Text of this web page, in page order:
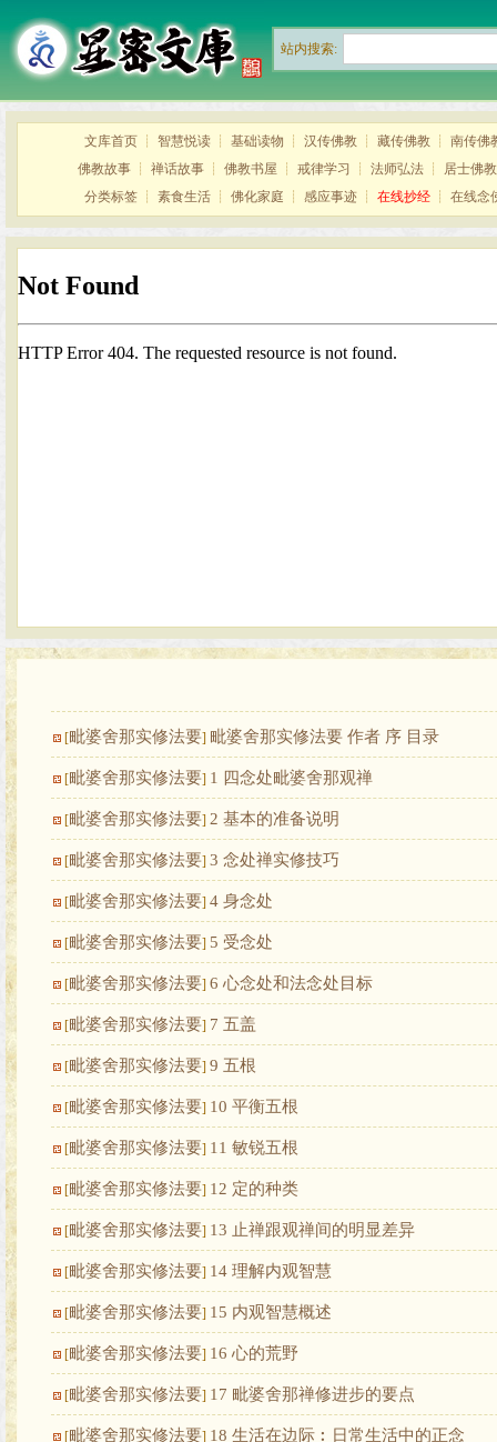
站内搜索:
文库首页 ┊ 智慧悦读 ┊ 基础读物 ┊ 汉传佛教 ┊ 藏传佛教 ┊ 南传佛
佛教故事 ┊ 禅话故事 ┊ 佛教书屋 ┊ 戒律学习 ┊ 法师弘法 ┊ 居士佛教
分类标签 ┊ 素食生活 ┊ 佛化家庭 ┊ 感应事迹 ┊ 在线抄经 ┊ 在线念
[毗婆舍那实修法要] 毗婆舍那实修法要 作者 序 目录
[毗婆舍那实修法要] 1 四念处毗婆舍那观禅
[毗婆舍那实修法要] 2 基本的准备说明
[毗婆舍那实修法要] 3 念处禅实修技巧
[毗婆舍那实修法要] 4 身念处
[毗婆舍那实修法要] 5 受念处
[毗婆舍那实修法要] 6 心念处和法念处目标
[毗婆舍那实修法要] 7 五盖
[毗婆舍那实修法要] 9 五根
[毗婆舍那实修法要] 10 平衡五根
[毗婆舍那实修法要] 11 敏锐五根
[毗婆舍那实修法要] 12 定的种类
[毗婆舍那实修法要] 13 止禅跟观禅间的明显差异
[毗婆舍那实修法要] 14 理解内观智慧
[毗婆舍那实修法要] 15 内观智慧概述
[毗婆舍那实修法要] 16 心的荒野
[毗婆舍那实修法要] 17 毗婆舍那禅修进步的要点
[毗婆舍那实修法要] 18 生活在边际︰日常生活中的正念